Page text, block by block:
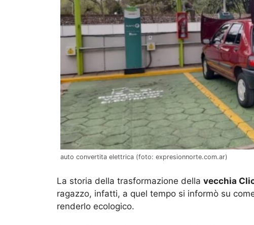
auto convertita elettrica (foto: expresionnorte.com.ar)
La storia della trasformazione della vecchia
ragazzo, infatti, a quel tempo si informò su
renderlo ecologico.